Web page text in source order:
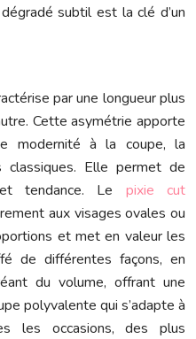
subtil est la clé d’un
par une longueur plus
Cette asymétrie apporte
modernité à la coupe, la
classiques. Elle permet de
tendance. Le pixie cut
aux visages ovales ou
et met en valeur les
de différentes façons, en
du volume, offrant une
polyvalente qui s’adapte à
occasions, des plus